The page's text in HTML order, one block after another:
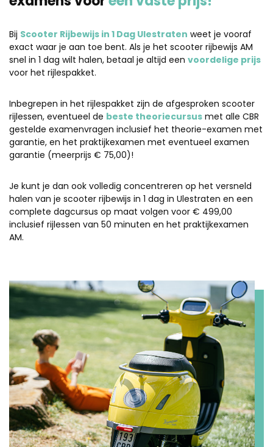
Bij Scooter Rijbewijs in 1 Dag Ulestraten weet je vooraf
exact waar je aan toe bent. Als je het scooter rijbewijs AM
snel in 1 dag wilt halen, betaal je altijd een voordelige prijs
voor het rijlespakket.
Inbegrepen in het rijlespakket zijn de afgesproken scooter
rijlessen, eventueel de beste theoriecursus met alle CBR
gestelde examenvragen inclusief het theorie-examen met
garantie, en het praktijkexamen met eventueel examen
garantie (meerprijs € 75,00)!
Je kunt je dan ook volledig concentreren op het versneld
halen van je scooter rijbewijs in 1 dag in Ulestraten en een
complete dagcursus op maat volgen voor € 499,00
inclusief rijlessen van 50 minuten en het praktijkexamen
AM.